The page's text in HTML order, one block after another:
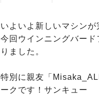
いよいよ新しいマシン
今回ウインニングバー
りました。
特別に親友「
ークです！サンキュー